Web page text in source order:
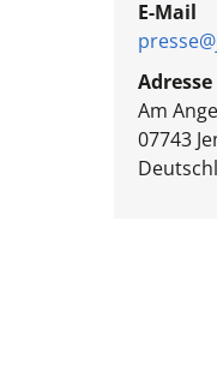
E-Mail
Adresse
Am
07743